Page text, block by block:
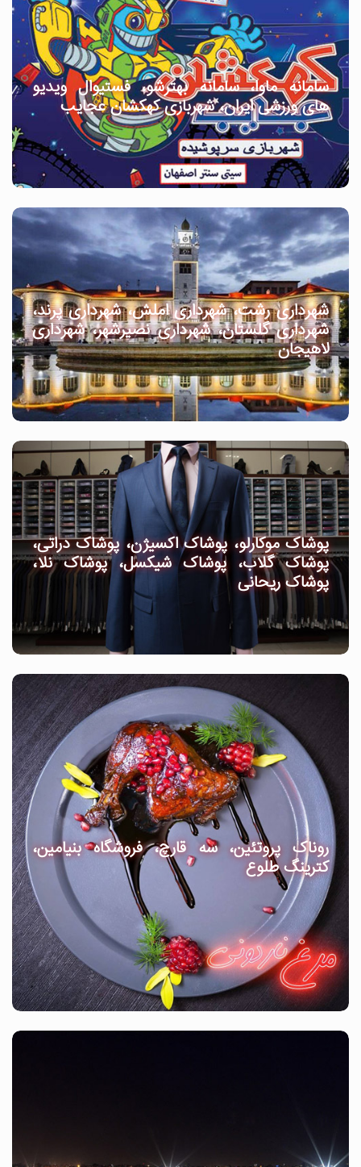
سامانه ماوا، سامانه بهترشو، فستیوال ویدیو
های ورزشی ایران، شهربازی کهکشان عجایب
شهرداری رشت، شهرداری املش، شهرداری پرند،
شهرداری گلستان، شهرداری نصیرشهر، شهرداری
لاهیجان
پوشاک موکارلو، پوشاک اکسیژن، پوشاک دراتی،
پوشاک گلاب، پوشاک شیکسل، پوشاک نلا،
پوشاک ریحانی
روناک پروتئین، سه قارچ، فروشگاه بنیامین،
کترینگ طلوع